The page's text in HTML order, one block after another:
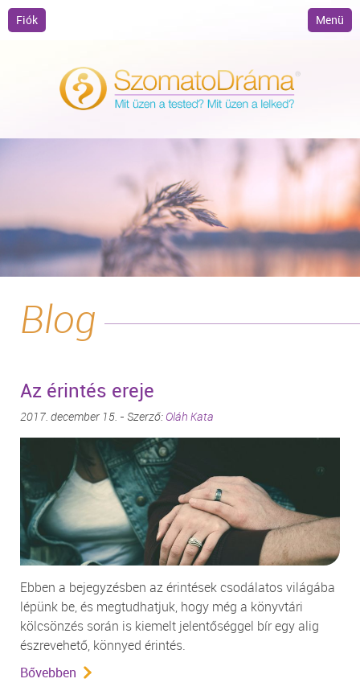
Fiók Menü
Blog
Az érintés ereje
2017. december 15. - Szerző: Oláh Kata
Ebben a bejegyzésben az érintések csodálatos világába
lépünk be, és megtudhatjuk, hogy még a könyvtári
kölcsönzés során is kiemelt jelentőséggel bír egy alig
észrevehető, könnyed érintés.
Bővebben